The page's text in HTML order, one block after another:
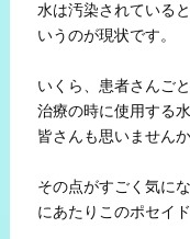
水は汚染されている
いうのが現状です。
いくら、患者さんご
治療の時に使用する
皆さんも思いません
その点がすごく気に
にあたりこのポセイ